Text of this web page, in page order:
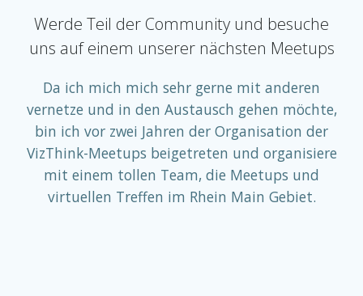
Werde Teil der Community und besuche
uns auf einem unserer nächsten Meetups
Da ich mich mich sehr gerne mit anderen
vernetze und in den Austausch gehen möchte,
bin ich vor zwei Jahren der Organisation der
VizThink-Meetups beigetreten und organisiere
mit einem tollen Team, die Meetups und
virtuellen Treffen im Rhein Main Gebiet.